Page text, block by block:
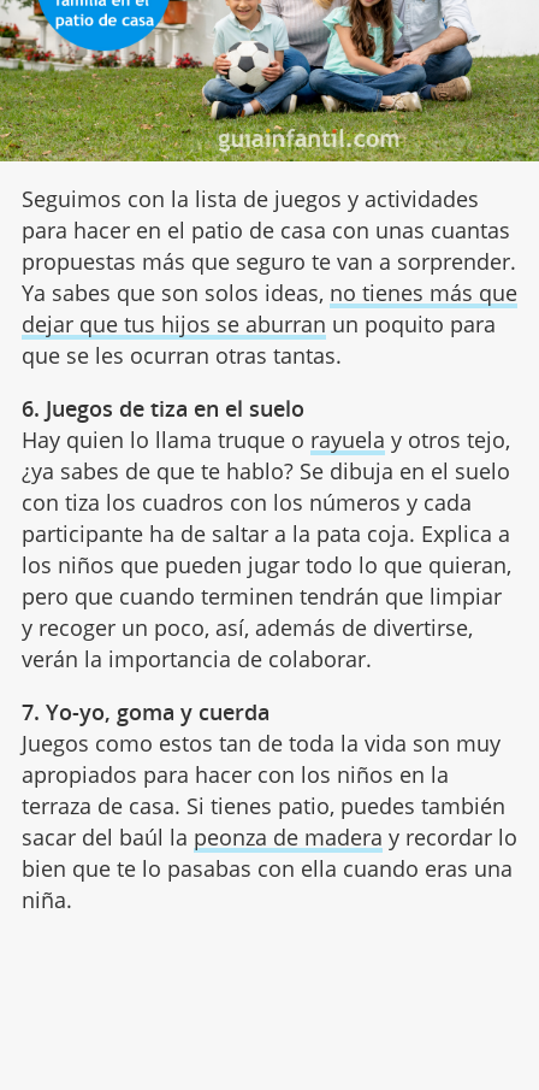
Seguimos con la lista de juegos y actividades
para hacer en el patio de casa con unas cuantas
propuestas más que seguro te van a sorprender.
Ya sabes que son solos ideas, no tienes más que
dejar que tus hijos se aburran un poquito para
que se les ocurran otras tantas.
6. Juegos de tiza en el suelo
Hay quien lo llama truque o rayuela y otros tejo,
¿ya sabes de que te hablo? Se dibuja en el suelo
con tiza los cuadros con los números y cada
participante ha de saltar a la pata coja. Explica a
los niños que pueden jugar todo lo que quieran,
pero que cuando terminen tendrán que limpiar
y recoger un poco, así, además de divertirse,
verán la importancia de colaborar.
7. Yo-yo, goma y cuerda
Juegos como estos tan de toda la vida son muy
apropiados para hacer con los niños en la
terraza de casa. Si tienes patio, puedes también
sacar del baúl la peonza de madera y recordar lo
bien que te lo pasabas con ella cuando eras una
niña.